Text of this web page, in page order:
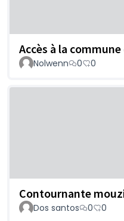
Accès à la
Nolwenn 0 0
Contournante
Dos santos 0 0